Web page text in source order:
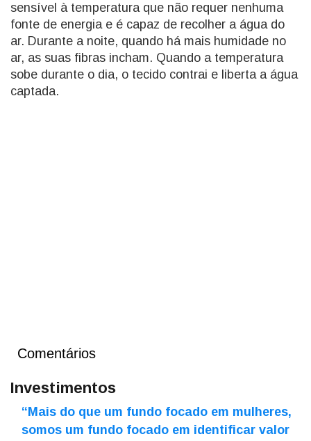
sensível à temperatura que não requer nenhuma
fonte de energia e é capaz de recolher a água do
ar. Durante a noite, quando há mais humidade no
ar, as suas fibras incham. Quando a temperatura
sobe durante o dia, o tecido contrai e liberta a água
captada.
Comentários
Investimentos
“Mais do que um fundo focado em mulheres,
somos um fundo focado em identificar valor